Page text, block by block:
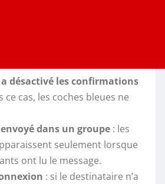
désactivé les confirmations
ce cas, les coches bleues ne
dans un groupe : les
seulement lorsque
ont lu le message.
: si le destinataire n’a